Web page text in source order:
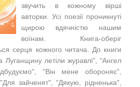
звучить в кожному вірші
авторки. Усі поезії проникнуті
щирою вдячністю нашим
воїнам. Книга-оберіг
серця кожного читача. До книги
Луганщину летіли журавлі", "Ангел
"Він мене обороняє",
зайченят", "Дякую, рідненька",